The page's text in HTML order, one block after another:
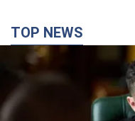
TOP NEWS